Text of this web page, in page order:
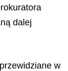
dalej
w